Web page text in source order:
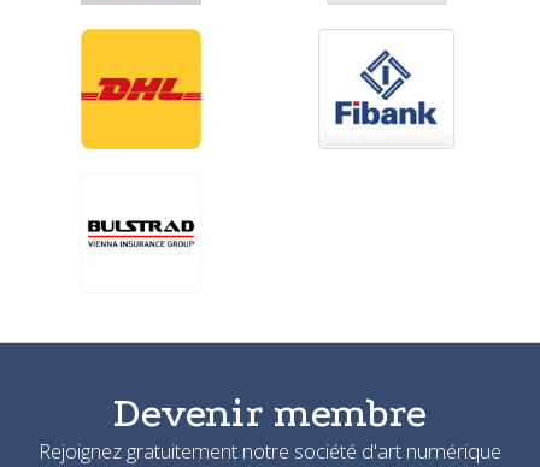
Devenir membre
Rejoignez gratuitement notre société d'art numérique